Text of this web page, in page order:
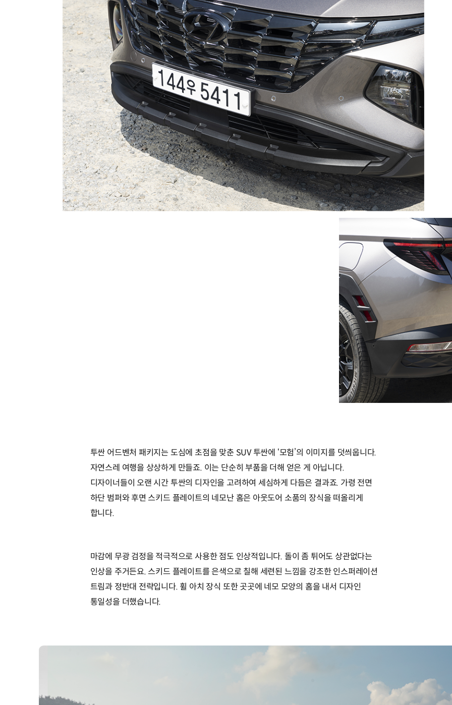
투싼 어드벤처 패키지는 도심에 초점을 맞춘 SUV 투싼에 ‘모험’의 이미지를 덧씌웁니다.
자연스레 여행을 상상하게 만들죠. 이는 단순히 부품을 더해 얻은 게 아닙니다.
디자이너들이 오랜 시간 투싼의 디자인을 고려하여 세심하게 다듬은 결과죠. 가령 전면
하단 범퍼와 후면 스키드 플레이트의 네모난 홈은 아웃도어 소품의 장식을 떠올리게
합니다.
마감에 무광 검정을 적극적으로 사용한 점도 인상적입니다. 돌이 좀 튀어도 상관없다는
인상을 주거든요. 스키드 플레이트를 은색으로 칠해 세련된 느낌을 강조한 인스퍼레이션
트림과 정반대 전략입니다. 휠 아치 장식 또한 곳곳에 네모 모양의 홈을 내서 디자인
통일성을 더했습니다.